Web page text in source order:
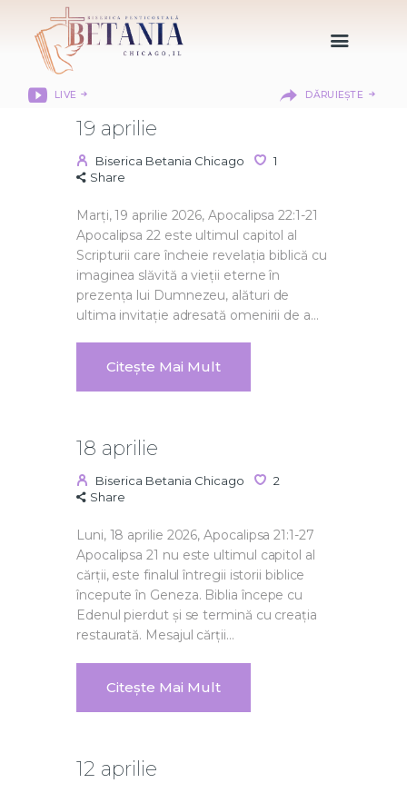
LIVE DĂRUIEȘTE
HOME
DESPRE NOI
DEPARTAMENTE
CITIREA BIBLIEI
MISIUNEA BETANIA
CONTACT
INFORMAȚII
PORTAL
19 aprilie
Biserica Betania Chicago
1
Share
Marți, 19 aprilie 2026, Apocalipsa 22:1-21
Apocalipsa 22 este ultimul capitol al
Scripturii care încheie revelația biblică cu
imaginea slăvită a vieții eterne în
prezența lui Dumnezeu, alături de
ultima invitație adresată omenirii de a…
Citește Mai Mult
18 aprilie
Biserica Betania Chicago
2
Share
Luni, 18 aprilie 2026, Apocalipsa 21:1-27
Apocalipsa 21 nu este ultimul capitol al
cărții, este finalul întregii istorii biblice
începute în Geneza. Biblia începe cu
Edenul pierdut și se termină cu creația
restaurată. Mesajul cărții…
Citește Mai Mult
12 aprilie